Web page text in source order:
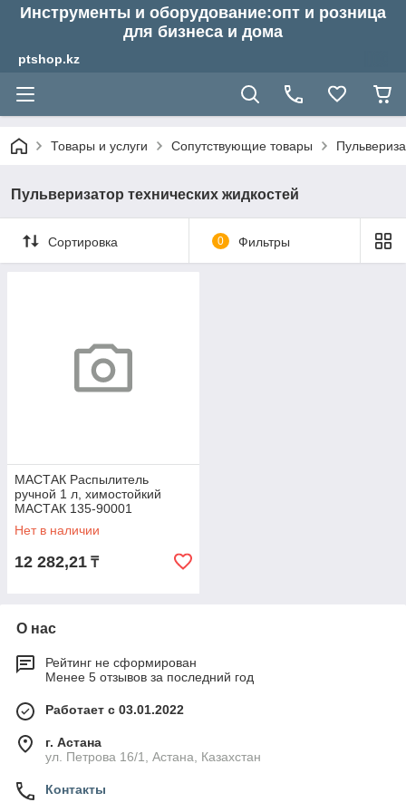
Инструменты и оборудование:опт и розница
для бизнеса и дома
ptshop.kz
Товары и услуги Сопутствующие товары
Пульверизатор технических жидкостей
Сортировка 0 Фильтры
МАСТАК Распылитель
ручной 1 л, химостойкий
МАСТАК 135-90001
Нет в наличии
12 282,21 ₸
О нас
Рейтинг не сформирован
Менее 5 отзывов за последний год
Работает с 03.01.2022
г. Астана
ул. Петрова 16/1, Астана, Казахстан
Контакты